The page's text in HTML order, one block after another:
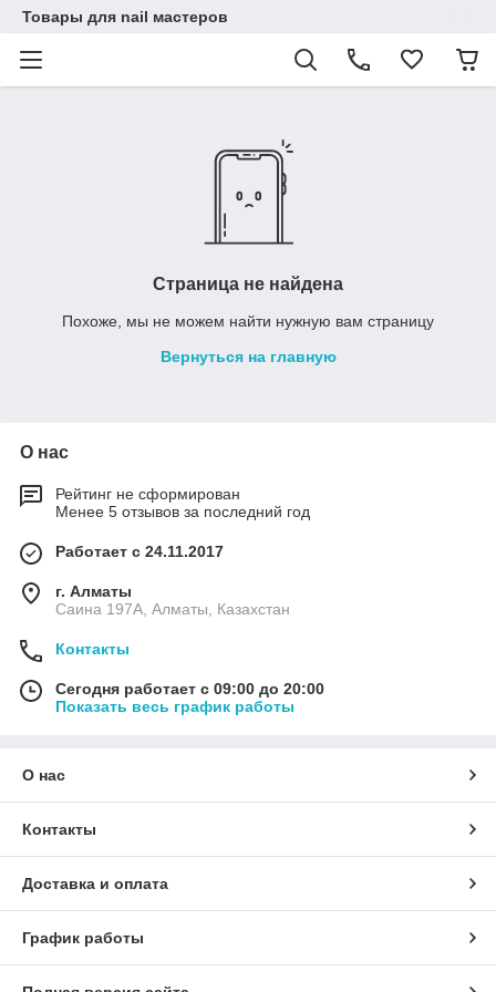
Товары для nail мастеров
Страница не найдена
Похоже, мы не можем найти нужную вам страницу
Вернуться на главную
О нас
Рейтинг не сформирован
Менее 5 отзывов за последний год
Работает с 24.11.2017
г. Алматы
Саина 197А, Алматы, Казахстан
Контакты
Сегодня работает с 09:00 до 20:00
Показать весь график работы
О нас
Контакты
Доставка и оплата
График работы